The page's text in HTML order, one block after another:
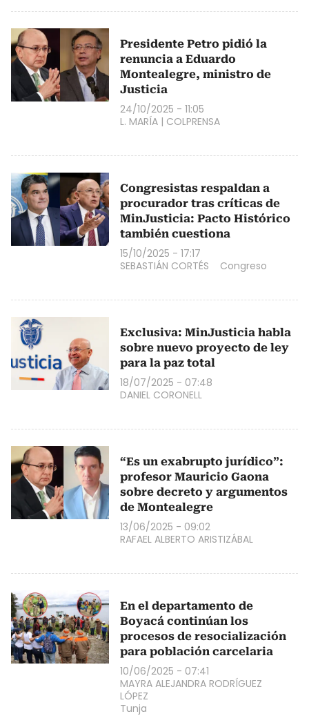
Presidente Petro pidió la
renuncia a Eduardo
Montealegre, ministro de
Justicia
24/10/2025 - 11:05
L. MARÍA | COLPRENSA
Congresistas respaldan a
procurador tras críticas de
MinJusticia: Pacto Histórico
también cuestiona
15/10/2025 - 17:17
SEBASTIÁN CORTÉS
Congreso
Exclusiva: MinJusticia habla
sobre nuevo proyecto de ley
para la paz total
18/07/2025 - 07:48
DANIEL CORONELL
“Es un exabrupto jurídico”:
profesor Mauricio Gaona
sobre decreto y argumentos
de Montealegre
13/06/2025 - 09:02
RAFAEL ALBERTO ARISTIZÁBAL
En el departamento de
Boyacá continúan los
procesos de resocialización
para población carcelaria
10/06/2025 - 07:41
MAYRA ALEJANDRA RODRÍGUEZ
LÓPEZ
Tunja